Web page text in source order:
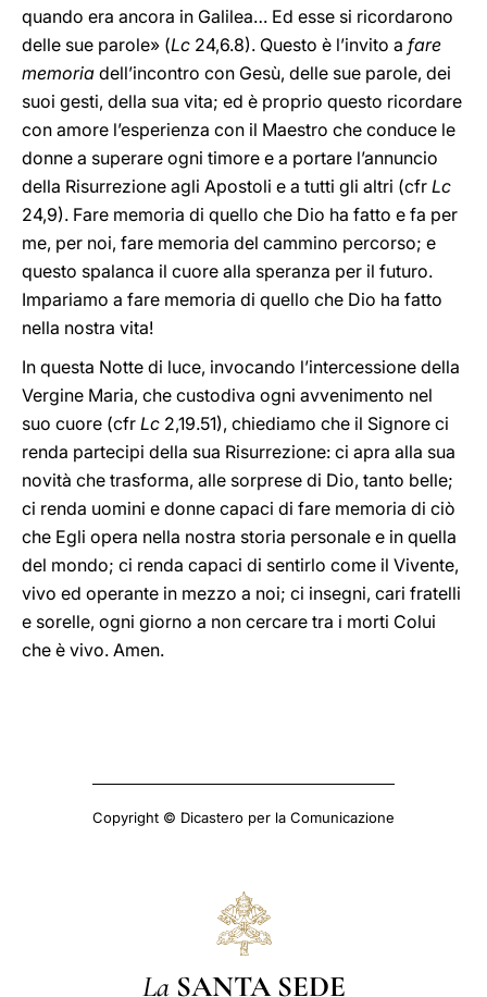
quando era ancora in Galilea… Ed esse si ricordarono
delle sue parole» (Lc 24,6.8). Questo è l’invito a fare
memoria dell’incontro con Gesù, delle sue parole, dei
suoi gesti, della sua vita; ed è proprio questo ricordare
con amore l’esperienza con il Maestro che conduce le
donne a superare ogni timore e a portare l’annuncio
della Risurrezione agli Apostoli e a tutti gli altri (cfr Lc
24,9). Fare memoria di quello che Dio ha fatto e fa per
me, per noi, fare memoria del cammino percorso; e
questo spalanca il cuore alla speranza per il futuro.
Impariamo a fare memoria di quello che Dio ha fatto
nella nostra vita!
In questa Notte di luce, invocando l’intercessione della
Vergine Maria, che custodiva ogni avvenimento nel
suo cuore (cfr Lc 2,19.51), chiediamo che il Signore ci
renda partecipi della sua Risurrezione: ci apra alla sua
novità che trasforma, alle sorprese di Dio, tanto belle;
ci renda uomini e donne capaci di fare memoria di ciò
che Egli opera nella nostra storia personale e in quella
del mondo; ci renda capaci di sentirlo come il Vivente,
vivo ed operante in mezzo a noi; ci insegni, cari fratelli
e sorelle, ogni giorno a non cercare tra i morti Colui
che è vivo. Amen.
Copyright © Dicastero per la Comunicazione
La SANTA SEDE